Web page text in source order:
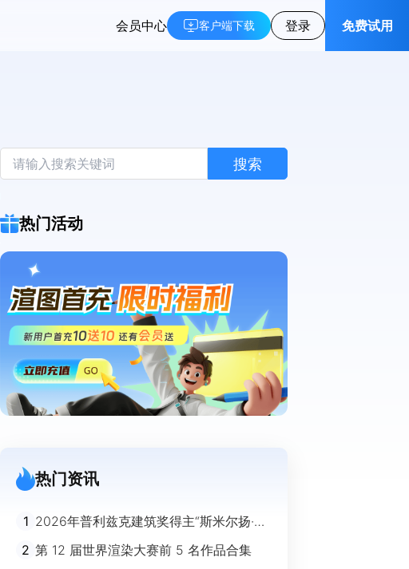
会员中心 客户端下载 登录 免费试用
搜索
热门活动
热门资讯
1 2026年普利兹克建筑奖得主“斯米尔扬·拉
迪奇”经典作品欣赏
2 第 12 届世界渲染大赛前 5 名作品合集